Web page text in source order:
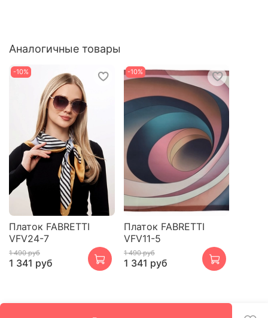
Аналогичные товары
-10%
Платок FABRETTI
VFV24-7
1 490 руб
1 341 руб
-10%
Платок FABRETTI
VFV11-5
1 490 руб
1 341 руб